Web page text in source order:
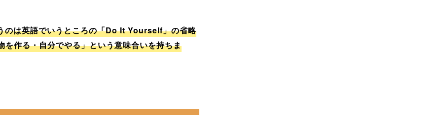
のは英語でいうところの「Do It Yourself」の省略
作る・自分でやる」という意味合いを持ちま